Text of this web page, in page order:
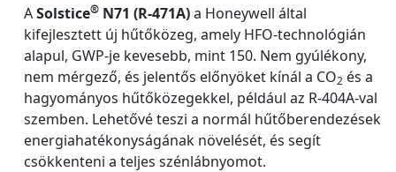
ASolstice® N71 (R-471A)a Honeywell által
kifejlesztett új hűtőközeg, amely HFO-technológián
alapul, GWP-je kevesebb, mint 150. Nem gyúlékony,
nem mérgező, és jelentős előnyöket kínál a CO2 és a
hagyományos hűtőközegekkel, például az R-404A-val
szemben. Lehetővé teszi a normál hűtőberendezések
energiahatékonyságának növelését, és segít
csökkenteni a teljes szénlábnyomot.